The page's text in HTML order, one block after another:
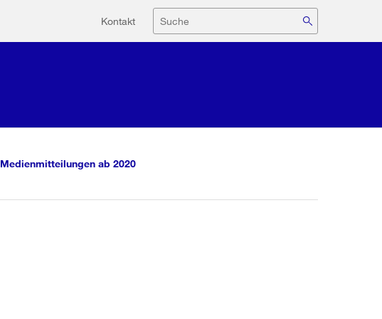
Hilfsnavigation
Kontakt Suche
Medienmitteilungen ab 2020